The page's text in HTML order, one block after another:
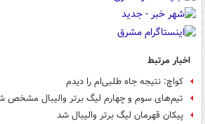
اخبار مرتبط
کواچ: نتیجه جاه طلبی‌ام را دیدم
تیم‌های سوم و چهارم لیگ برتر والیبال مشخص
پیکان قهرمان لیگ برتر والیبال شد